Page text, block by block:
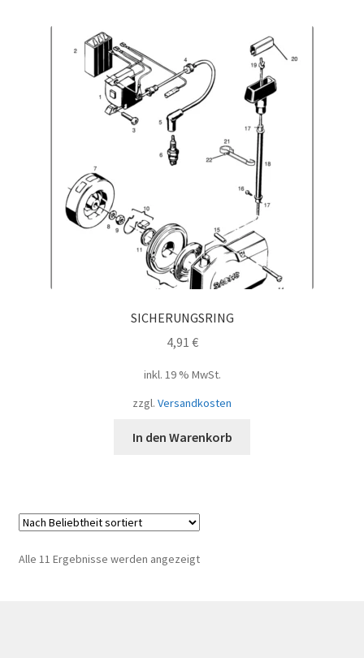
SICHERUNGSRING
4,91 €
inkl. 19 % MwSt.
zzgl. Versandkosten
In den Warenkorb
Alle 11 Ergebnisse werden angezeigtNach